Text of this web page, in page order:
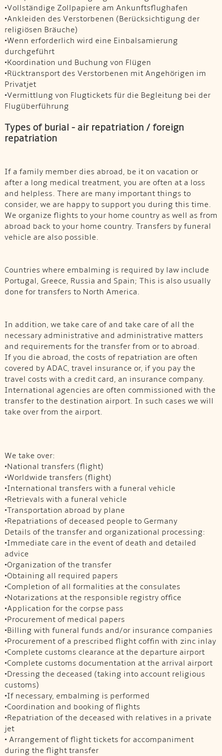
•Vollständige Zollpapiere am Ankunftsflughafen
•Ankleiden des Verstorbenen (Berücksichtigung der
religiösen Bräuche)
•Wenn erforderlich wird eine Einbalsamierung
durchgeführt
•Koordination und Buchung von Flügen
•Rücktransport des Verstorbenen mit Angehörigen im
Privatjet
•Vermittlung von Flugtickets für die Begleitung bei der
Flugüberführung
Types of burial - air repatriation / foreign
repatriation
If a family member dies abroad, be it on vacation or
after a long medical treatment, you are often at a loss
and helpless. There are many important things to
consider, we are happy to support you during this time.
We organize flights to your home country as well as from
abroad back to your home country. Transfers by funeral
vehicle are also possible.
Countries where embalming is required by law include
Portugal, Greece, Russia and Spain; This is also usually
done for transfers to North America.
In addition, we take care of and take care of all the
necessary administrative and administrative matters
and requirements for the transfer from or to abroad.
If you die abroad, the costs of repatriation are often
covered by ADAC, travel insurance or, if you pay the
travel costs with a credit card, an insurance company.
International agencies are often commissioned with the
transfer to the destination airport. In such cases we will
take over from the airport.
We take over:
•National transfers (flight)
•Worldwide transfers (flight)
•International transfers with a funeral vehicle
•Retrievals with a funeral vehicle
•Transportation abroad by plane
•Repatriations of deceased people to Germany
Details of the transfer and organizational processing:
•Immediate care in the event of death and detailed
advice
•Organization of the transfer
•Obtaining all required papers
•Completion of all formalities at the consulates
•Notarizations at the responsible registry office
•Application for the corpse pass
•Procurement of medical papers
•Billing with funeral funds and/or insurance companies
•Procurement of a prescribed flight coffin with zinc inlay
•Complete customs clearance at the departure airport
•Complete customs documentation at the arrival airport
•Dressing the deceased (taking into account religious
customs)
•If necessary, embalming is performed
•Coordination and booking of flights
•Repatriation of the deceased with relatives in a private
jet
• Arrangement of flight tickets for accompaniment
during the flight transfer